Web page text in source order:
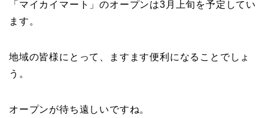
「マイカイマート」のオープンは3月上旬を予定してい
ます。
地域の皆様にとって、ますます便利になることでしょ
う。
オープンが待ち遠しいですね。